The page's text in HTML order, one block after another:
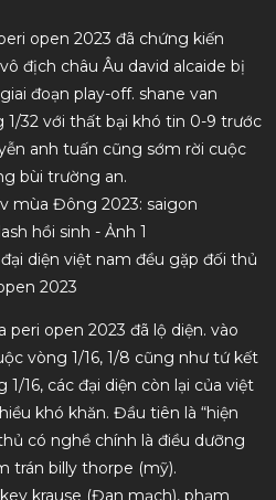
open 2023 đã chứng kiến
địch châu Âu david alcaide bị
đoạn play-off. shane van
32 với thất bại khó tin 0-9 trước
anh tuấn cũng sớm rời cuộc
bùi trường an.
diện việt nam đều gặp đối thủ
2023
peri open 2023 đã lộ diện. vào
vòng 1/16, 1/8 cũng như tứ kết
1/16, các đại diện còn lại của việt
khó khăn. Đầu tiên là “hiện
có nghề chính là điều dưỡng
trán billy thorpe (mỹ).
krause (Đan mạch), phạm